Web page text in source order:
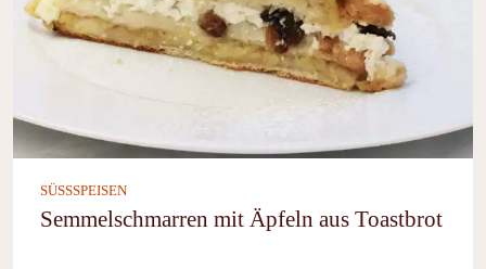
SÜSSSPEISEN
Semmelschmarren mit Äpfeln aus Toastbrot